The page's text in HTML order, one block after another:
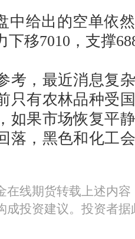
给出的空单依然
移7010，支撑
，最近消息复杂
只有农林品种受
如果市场恢复平
落，黑色和化工
在线期货转载上述内
成投资建议。投资者